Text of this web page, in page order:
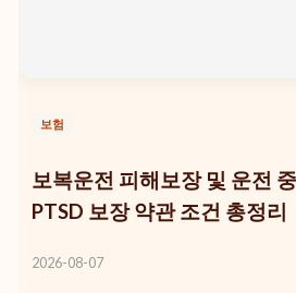
보험
보복운전 피해보장 및 운전 중
PTSD 보장 약관 조건 총정리
2026-08-07